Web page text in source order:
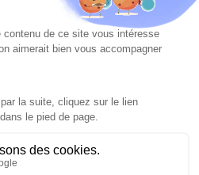
des Avis Garantis, cliquez ici pour
Tous droits réservés - Site créé et